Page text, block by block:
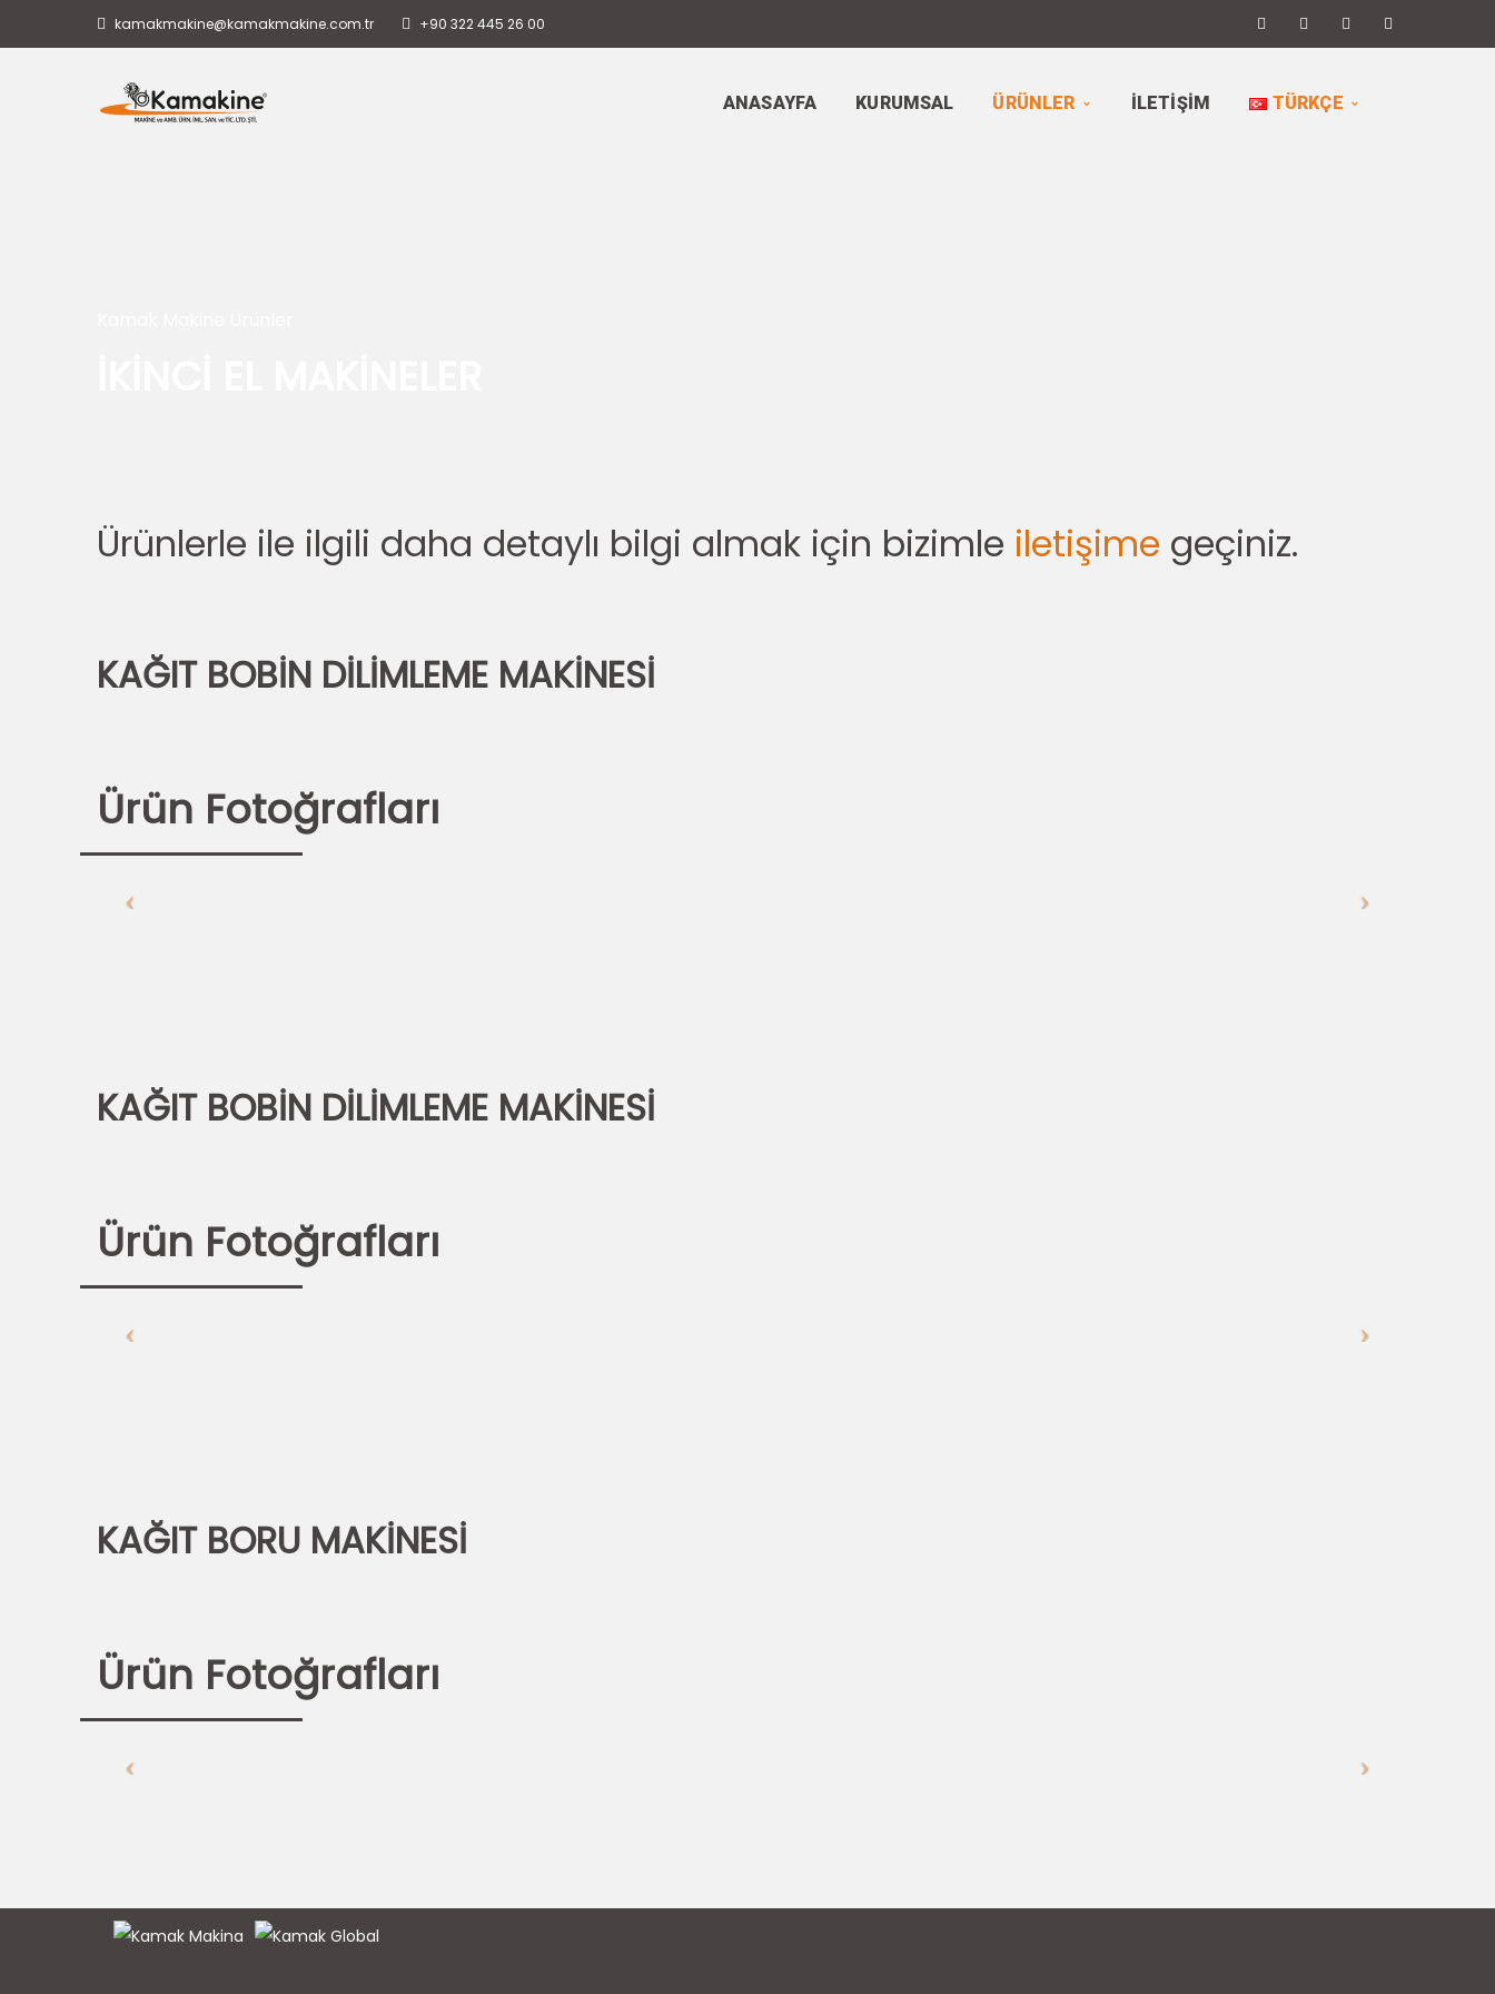
kamakmakine@kamakmakine.com.tr +90 322 445 26 00
ANASAYFA KURUMSAL ÜRÜNLER İLETIŞIM TÜRKÇE
Ürünlerle ile ilgili daha detaylı bilgi almak için bizimle iletişime geçiniz.
KAĞIT BOBİN DİLİMLEME MAKİNESİ
Ürün Fotoğrafları
KAĞIT BOBİN DİLİMLEME MAKİNESİ
Ürün Fotoğrafları
KAĞIT BORU MAKİNESİ
Ürün Fotoğrafları